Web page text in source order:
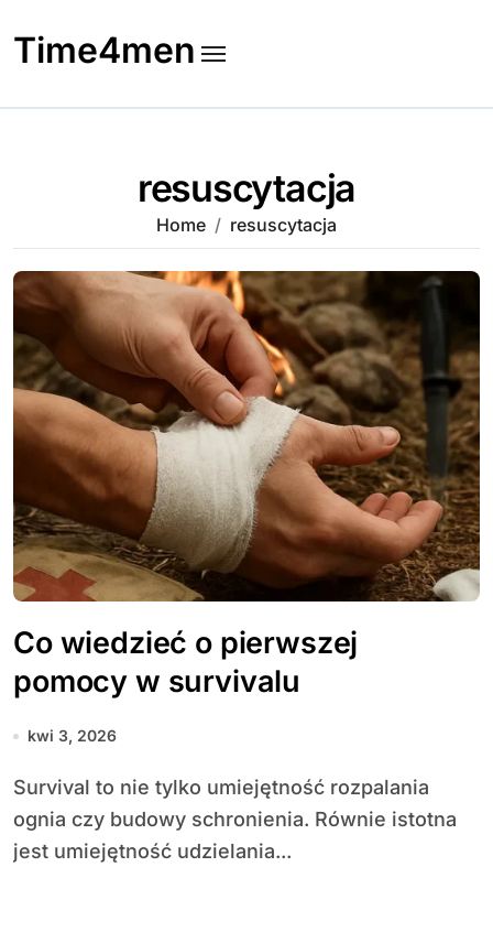
to
content
Time4men
resuscytacja
Home resuscytacja
Co wiedzieć o pierwszej
pomocy w survivalu
kwi 3, 2026
Survival to nie tylko umiejętność rozpalania
ognia czy budowy schronienia. Równie istotna
jest umiejętność udzielania...